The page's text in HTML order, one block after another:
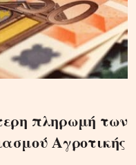
πληρωμή των
Αγροτικής